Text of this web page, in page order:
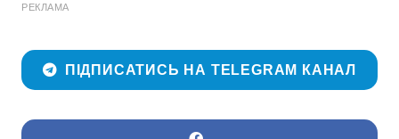
РЕКЛАМА
ПІДПИСАТИСЬ НА TELEGRAM КАНАЛ